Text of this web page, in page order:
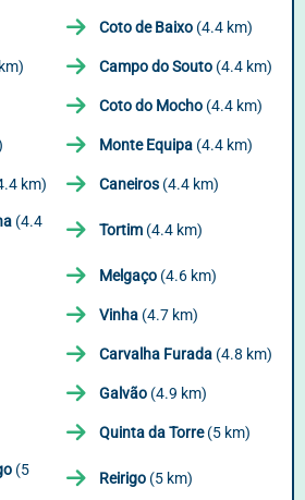
Coto de Baixo (4.4 km)
Campo do Souto (4.4 km)
Coto do Mocho (4.4 km)
Monte Equipa (4.4 km)
km) Caneiros (4.4 km)
(4.4
Tortim (4.4 km)
Melgaço (4.6 km)
Vinha (4.7 km)
Carvalha Furada (4.8 km)
Galvão (4.9 km)
Quinta da Torre(5 km)
(5
Reirigo (5 km)